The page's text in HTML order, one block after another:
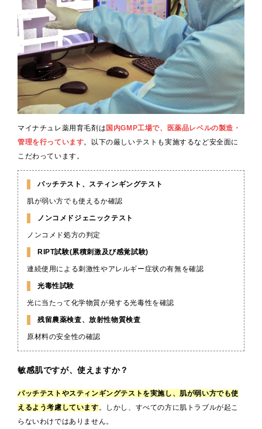
マイナチュレ薬用育毛剤は 国内GMP工場で、医薬品レベルの製造・
管理を行っています。以下の厳しいテストも実施するなど安全面に
こだわっています。
パッチテスト、スティンギングテスト
肌が弱い方でも使えるか確認
ノンコメドジェニックテスト
ノンコメド処方の判定
RIPT試験(累積刺激及び感覚試験)
連続使用による刺激性やアレルギー症状の有無を確認
光毒性試験
光に当たって化学物質が発する光毒性を確認
残留農薬検査、放射性物質検査
原材料の安全性の確認
敏感肌ですが、使えますか？
パッチテストやスティンギングテストを実施し、肌が弱い方でも使
えるよう考慮しています。しかし、すべての方に肌トラブルが起こ
らないわけではありません。